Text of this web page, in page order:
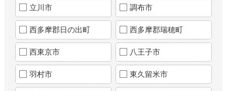
立川市 調布市
西多摩郡日の出町 西多摩郡瑞穂町
西東京市 八王子市
羽村市 東久留米市